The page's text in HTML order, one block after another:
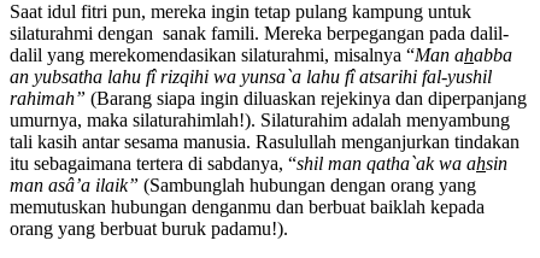
Saat idul fitri pun, mereka ingin tetap pulang kampung untuk
silaturahmi dengan sanak famili. Mereka berpegangan pada dalil-
dalil yang merekomendasikan silaturahmi, misalnya “Man ahabba
an yubsatha lahu fî rizqihi wa yunsa`a lahu fî atsarihi fal-yushil
rahimah” (Barang siapa ingin diluaskan rejekinya dan diperpanjang
umurnya, maka silaturahimlah!). Silaturahim adalah menyambung
tali kasih antar sesama manusia. Rasulullah menganjurkan tindakan
itu sebagaimana tertera di sabdanya, “shil man qatha`ak wa ahsin
man asâ’a ilaik” (Sambunglah hubungan dengan orang yang
memutuskan hubungan denganmu dan berbuat baiklah kepada
orang yang berbuat buruk padamu!).